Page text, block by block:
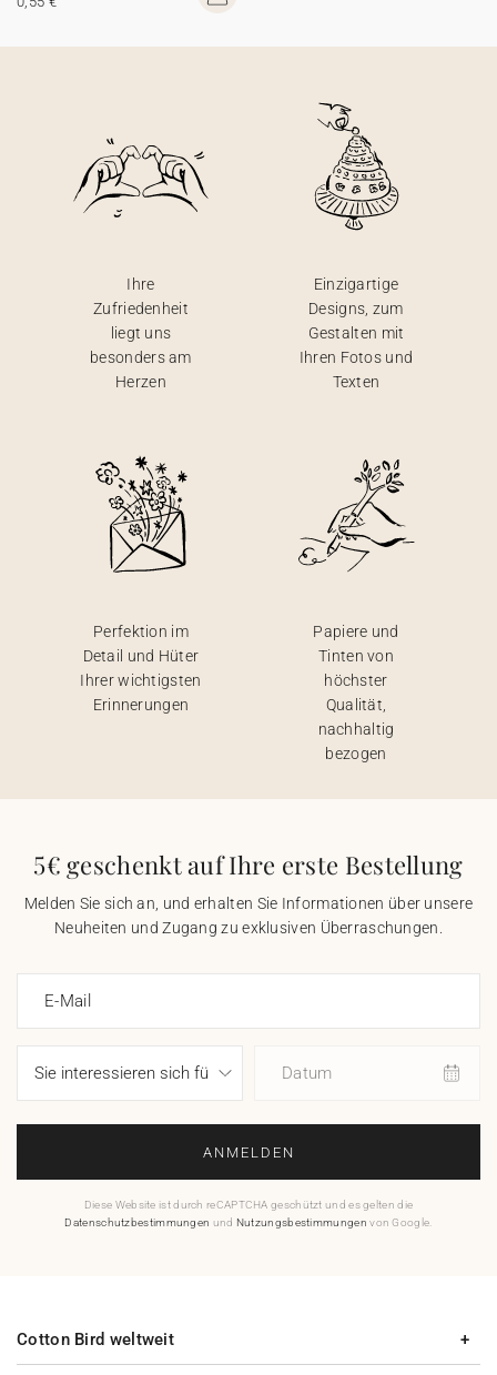
Ihre
Zufriedenheit
liegt uns
besonders am
Herzen
Einzigartige
Designs, zum
Gestalten mit
Ihren Fotos und
Texten
Perfektion im
Detail und Hüter
Ihrer wichtigsten
Erinnerungen
Papiere und
Tinten von
höchster
Qualität,
nachhaltig
bezogen
5€ geschenkt auf Ihre erste Bestellung
Melden Sie sich an, und erhalten Sie Informationen über unsere
Neuheiten und Zugang zu exklusiven Überraschungen.
E-Mail
Datum
ANMELDEN
Diese Website ist durch reCAPTCHA geschützt und es gelten die
Datenschutzbestimmungen und Nutzungsbestimmungen von Google.
Cotton Bird weltweit